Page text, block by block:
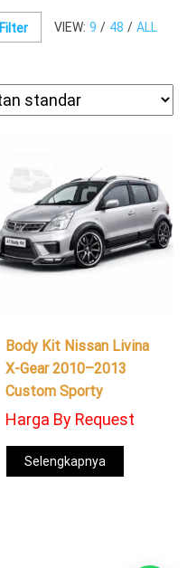
VIEW: 9 / 48 / ALL
Filter
Body Kit Nissan Livina
X-Gear 2010–2013
Custom Sporty
Harga By Request
Selengkapnya